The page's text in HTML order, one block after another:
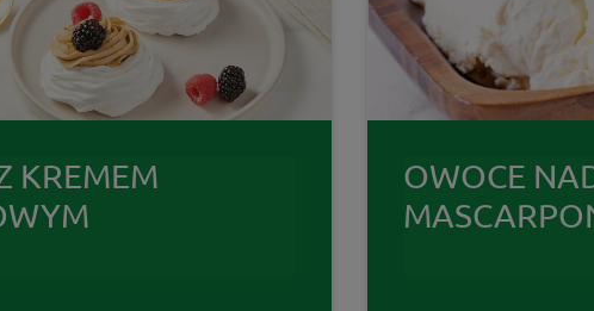
KREMEM
OWOCE